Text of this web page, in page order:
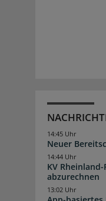
Neuer
14:45 Uhr
KV
abzurechnen
14:44 Uhr
13:02 Uhr